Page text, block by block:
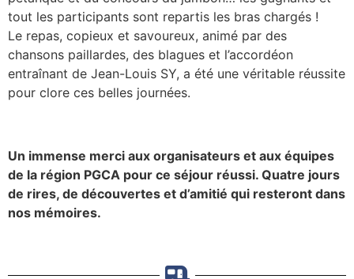
tout les participants sont repartis les bras chargés !
Le repas, copieux et savoureux, animé par des
chansons paillardes, des blagues et l’accordéon
entraînant de Jean-Louis SY, a été une véritable réussite
pour clore ces belles journées.
Un immense merci aux organisateurs et aux équipes
de la région PGCA pour ce séjour réussi. Quatre jours
de rires, de découvertes et d’amitié qui resteront dans
nos mémoires.